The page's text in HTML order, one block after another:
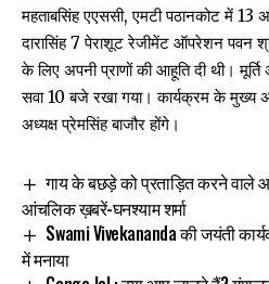
महताबसिंह एएससी, एमटी पठानकोट में 13
दारासिंह 7 पेराशूट रेजीमेंट ऑपरेशन
के लिए अपनी प्राणों की आहूति दी थी।
सवा 10 बजे रखा गया। कार्यक्रम के मुख्य
अध्यक्ष प्रेमसिंह बाजौर होंगे।
गाय के बछड़े को प्रताड़ित करने वाले
आंचलिक ख़बरें-घनश्याम शर्मा
Swami Vivekananda की जयंती
में मनाया